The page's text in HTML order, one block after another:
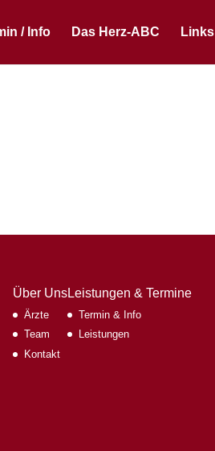
/ Info Das Herz-ABC Links
Über Uns
Ärzte
Team
Kontakt
Leistungen & Termine
Termin & Info
Leistungen